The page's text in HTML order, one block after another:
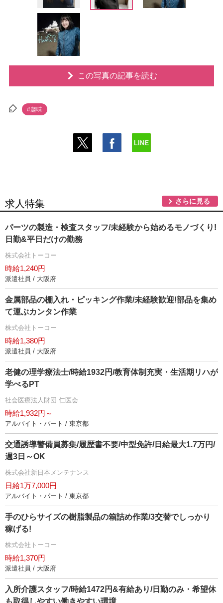
この写真の記事を読む
#趣味
求人特集 さらに見る
パーツの製造・検査スタッフ/未経験から始めるモノづくり!
日勤&平日だけの勤務
株式会社トーコー
時給1,240円
派遣社員 / 大阪府
金属部品の棚入れ・ピッキング作業/未経験歓迎!部品を集め
て運ぶカンタン作業
株式会社トーコー
時給1,380円
派遣社員 / 大阪府
老健の理学療法士/時給1932円/教育体制充実・生活期リハが
学べるPT
社会医療法人財団 仁医会
時給1,932円～
アルバイト・パート / 東京都
交通誘導警備員募集/履歴書不要/中型免許/日給最大1.7万円/
週3日～OK
株式会社新日本メンテナンス
日給1万7,000円
アルバイト・パート / 東京都
手のひらサイズの樹脂製品の箱詰め作業/3交替でしっかり
稼げる!
株式会社トーコー
時給1,370円
派遣社員 / 大阪府
入所介護スタッフ/時給1472円&有給あり/日勤のみ・希望休
も取得しやすい働きやすい環境